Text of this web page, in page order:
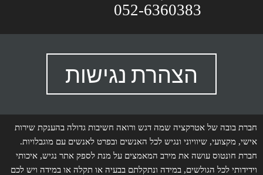
052-6360383
הצהרת נגישות
חברת בובה של אטרקציה שמה דגש ורואה חשיבות גדולה בהענקת שירות
אישי, מקצועי, שיוויוני ונגיש לכל האנשים ובפרט לאנשים עם מוגבלויות.
חברת חונטוס עושה את מירב המאמצים על מנת לספק אתר נגיש, איכותי
וידידותי לכל הגולשים, במידה ונתקלתם בבעיה או תקלה או במידה ויש לכם